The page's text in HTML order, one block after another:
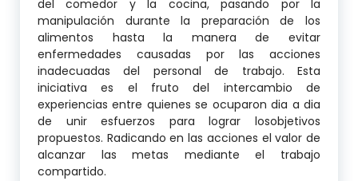
del comedor y la cocina, pasando por la
manipulación durante la preparación de los
alimentos hasta la manera de evitar
enfermedades causadas por las acciones
inadecuadas del personal de trabajo. Esta
iniciativa es el fruto del intercambio de
experiencias entre quienes se ocuparon dia a dia
de unir esfuerzos para lograr losobjetivos
propuestos. Radicando en las acciones el valor de
alcanzar las metas mediante el trabajo
compartido.